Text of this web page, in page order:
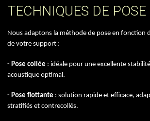
TECHNIQUES DE POSE
Nous adaptons la méthode de pose en fonction
de votre support :
- Pose collée : idéale pour une excellente
acoustique optimal.
- Pose flottante : solution rapide et efficace,
stratifiés et contrecollés.